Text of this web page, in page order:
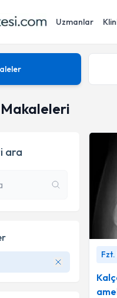
Uzmanlar
Fzt.
ara